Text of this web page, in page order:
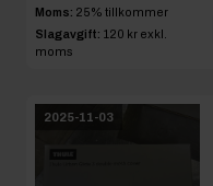
Moms: 25% tillkommer
Slagavgift: 120 kr exkl.
moms
2025-11-03